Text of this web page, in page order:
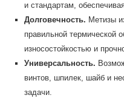
и стандартам,
Долговечность. Метизы
правильной термической
износостойкостью и
Универсальность.
винтов, шпилек, шайб и
задачи.